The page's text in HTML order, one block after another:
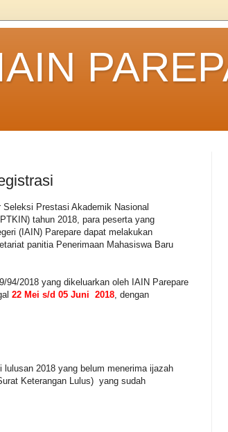
Prestasi Akademik Nasional
tahun 2018, para peserta yang
(IAIN) Parepare dapat melakukan
panitia Penerimaan Mahasiswa Baru
94/2018 yang dikeluarkan oleh IAIN Parepare
22 Mei s/d 05 Juni 2018 , dengan
2018 yang belum menerima ijazah
Keterangan Lulus) yang sudah